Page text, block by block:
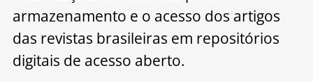
armazenamento e o acesso dos artigos
das revistas brasileiras em repositórios
digitais de acesso aberto.